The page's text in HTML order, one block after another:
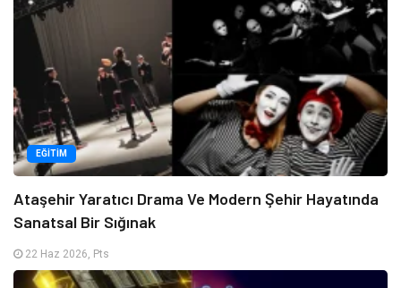
EĞITIM
Ataşehir Yaratıcı Drama Ve Modern Şehir Hayatında
Sanatsal Bir Sığınak
22 Haz 2026, Pts